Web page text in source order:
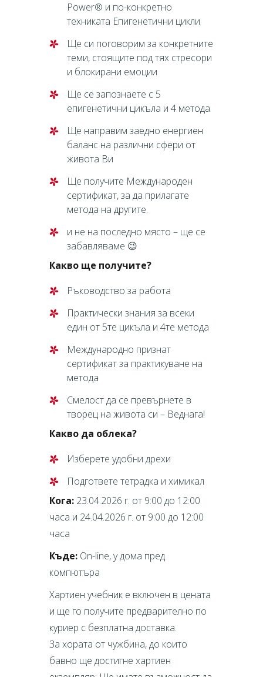
Power® и по-конкретно
техниката Епигенетични цикли
Ще си поговорим за конкретните
теми, стоящите под тях стресори
и блокирани емоции
Ще се запознаете с 5
епигенетични цикъла и 4 метода
Ще направим заедно енергиен
баланс на различни сфери от
живота Ви
Ще получите Международен
сертификат, за да прилагате
метода на другите.
и не на последно място – ще се
забавляваме 😉
Какво ще получите?
Ръководство за работа
Практически знания за всеки
един от 5те цикъла и 4те метода
Международно признат
сертификат за практикуване на
метода
Смелост да се превърнете в
творец на живота си – Веднага!
Какво да облека?
Изберете удобни дрехи
Подгответе тетрадка и химикал
Кога: 23.04.2026 г. от 9:00 до 12:00
часа и 24.04.2026 г. от 9:00 до 12:00
часа
Къде: On-line, у дома пред
компютъра
Хартиен учебник е включен в цената
и ще го получите предварително по
куриер с безплатна доставка.
За хората от чужбина, до които
бавно ще достигне хартиен